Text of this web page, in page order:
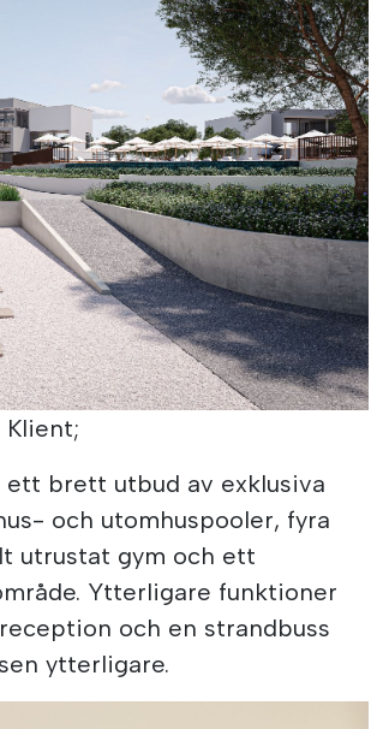
brett utbud av exklusiva
och utomhuspooler, fyra
utrustat gym och ett
Ytterligare funktioner
och en strandbuss
ytterligare.